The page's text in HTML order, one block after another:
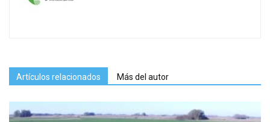
Artículos relacionados Más del autor